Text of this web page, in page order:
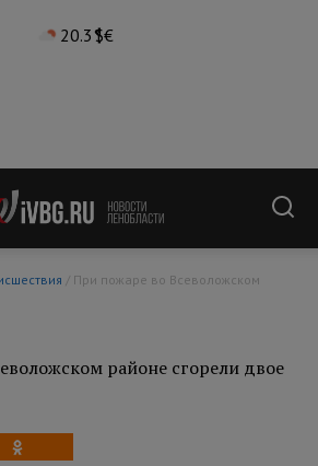
20.3°$€
районе сгорели двое